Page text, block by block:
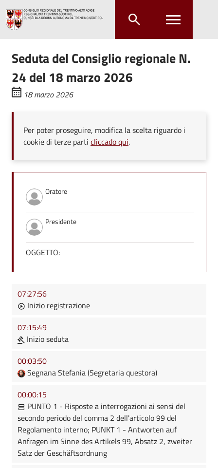
Seduta del Consiglio regionale N.
24 del 18 marzo 2026
18 marzo 2026
Per poter proseguire, modifica la scelta riguardo i
cookie di terze parti cliccado qui.
Oratore
Presidente
OGGETTO:
07:27:56
Inizio registrazione
07:15:49
Inizio seduta
00:03:50
Segnana Stefania (Segretaria questora)
00:00:15
PUNTO 1 - Risposte a interrogazioni ai sensi del
secondo periodo del comma 2 dell'articolo 99 del
Regolamento interno; PUNKT 1 - Antworten auf
Anfragen im Sinne des Artikels 99, Absatz 2, zweiter
Satz der Geschäftsordnung